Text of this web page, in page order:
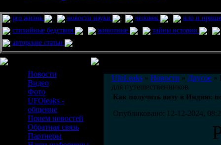
pro жизнь новости науки человек
нло и
стихийные бедствия
животные
тайны истории
авторские статьи
Новости
Видео
Фото
UFOleaks -
общение
Прием новостей
Обратная связь
Партнеры
UfoLeaks » Новости » Другое »
для путешественников
Как получить визу в Индию:
Опубликовано: 12-12-2024,